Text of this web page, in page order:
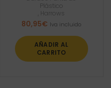
Plástico
Harrows
80,95€ Iva incluido
AÑADIR AL
CARRITO